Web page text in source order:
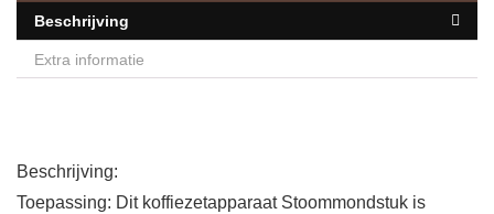
Beschrijving
Extra informatie
Beschrijving:
Toepassing: Dit koffiezetapparaat Stoommondstuk is